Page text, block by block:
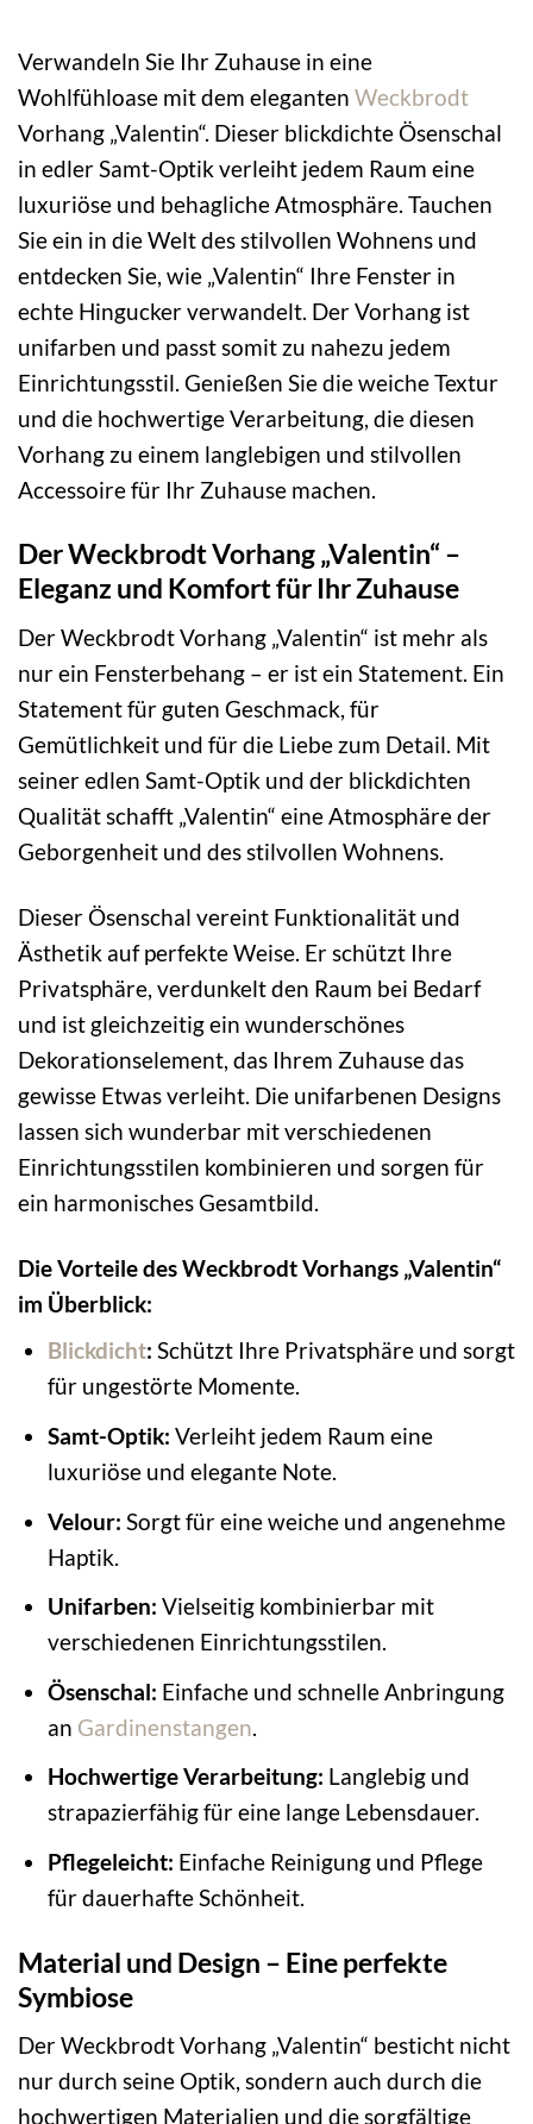
Verwandeln Sie Ihr Zuhause in eine
Wohlfühloase mit dem eleganten Weckbrodt
Vorhang „Valentin“. Dieser blickdichte Ösenschal
in edler Samt-Optik verleiht jedem Raum eine
luxuriöse und behagliche Atmosphäre. Tauchen
Sie ein in die Welt des stilvollen Wohnens und
entdecken Sie, wie „Valentin“ Ihre Fenster in
echte Hingucker verwandelt. Der Vorhang ist
unifarben und passt somit zu nahezu jedem
Einrichtungsstil. Genießen Sie die weiche Textur
und die hochwertige Verarbeitung, die diesen
Vorhang zu einem langlebigen und stilvollen
Accessoire für Ihr Zuhause machen.
Der Weckbrodt Vorhang „Valentin“ –
Eleganz und Komfort für Ihr Zuhause
Der Weckbrodt Vorhang „Valentin“ ist mehr als
nur ein Fensterbehang – er ist ein Statement. Ein
Statement für guten Geschmack, für
Gemütlichkeit und für die Liebe zum Detail. Mit
seiner edlen Samt-Optik und der blickdichten
Qualität schafft „Valentin“ eine Atmosphäre der
Geborgenheit und des stilvollen Wohnens.
Dieser Ösenschal vereint Funktionalität und
Ästhetik auf perfekte Weise. Er schützt Ihre
Privatsphäre, verdunkelt den Raum bei Bedarf
und ist gleichzeitig ein wunderschönes
Dekorationselement, das Ihrem Zuhause das
gewisse Etwas verleiht. Die unifarbenen Designs
lassen sich wunderbar mit verschiedenen
Einrichtungsstilen kombinieren und sorgen für
ein harmonisches Gesamtbild.
Die Vorteile des Weckbrodt Vorhangs „Valentin“
im Überblick:
Blickdicht: Schützt Ihre Privatsphäre und sorgt
für ungestörte Momente.
Samt-Optik: Verleiht jedem Raum eine
luxuriöse und elegante Note.
Velour: Sorgt für eine weiche und angenehme
Haptik.
Unifarben: Vielseitig kombinierbar mit
verschiedenen Einrichtungsstilen.
Ösenschal: Einfache und schnelle Anbringung
an Gardinenstangen
Hochwertige Verarbeitung: Langlebig und
strapazierfähig für eine lange Lebensdauer.
Pflegeleicht: Einfache Reinigung und Pflege
für dauerhafte Schönheit.
Material und Design – Eine perfekte
Symbiose
Der Weckbrodt Vorhang „Valentin“ besticht nicht
nur durch seine Optik, sondern auch durch die
hochwertigen Materialien und die sorgfältige